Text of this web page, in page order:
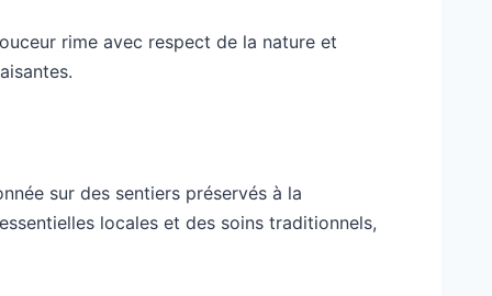
rime avec respect de la nature et
sur des sentiers préservés à la
locales et des soins traditionnels,